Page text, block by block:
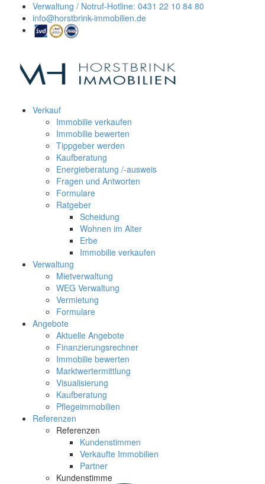
Verwaltung / Notruf-Hotline: 0431 22 10 84 80
info@horstbrink-immobilien.de
Verkauf
Immobilie verkaufen
Immobilie bewerten
Tippgeber werden
Kaufberatung
Energieberatung /-ausweis
Fragen und Antworten
Formulare
Ratgeber
Scheidung
Wohnen im Alter
Erbe
Immobilie verkaufen
Verwaltung
Mietverwaltung
WEG Verwaltung
Vermietung
Formulare
Angebote
Aktuelle Angebote
Finanzierungsrechner
Immobilie bewerten
Marktwertermittlung
Visualisierung
Kaufberatung
Pflegeimmobilien
Referenzen
Referenzen
Kundenstimmen
Verkaufte Immobilien
Partner
Kundenstimme